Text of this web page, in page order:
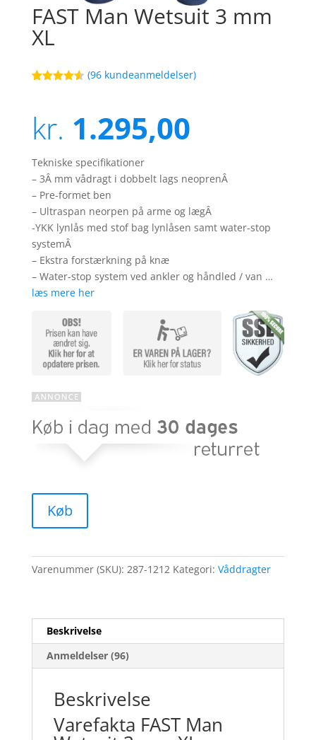
FAST Man Wetsuit 3 mm
XL
baseret
på
kundebedø
(96 kundeanmeldelser)
kr. 1.295,00
Tekniske specifikationer
– 3Â mm vådragt i dobbelt lags neoprenÂ
– Pre-formet ben
– Ultraspan neorpen på arme og lægÂ
-YKK lynlås med stof bag lynlåsen samt water-stop
systemÂ
– Ekstra forstærkning på knæ
– Water-stop system ved ankler og håndled / van …
læs mere her
Køb
Varenummer (SKU): 287-1212 Kategori: Våddragter
Beskrivelse
Anmeldelser (96)
Beskrivelse
Varefakta FAST Man